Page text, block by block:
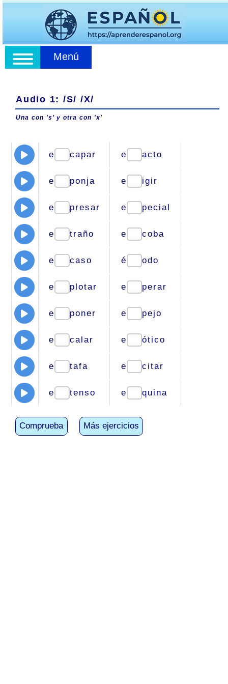
Menú
Audio 1: /S/ /X/
Una con 's' y otra con 'x'
e capar e acto
e ponja e igir
e presar e pecial
e traño e coba
e caso é odo
e plotar e perar
e poner e pejo
e calar e ótico
e tafa e citar
e tenso e quina
Comprueba Más ejercicios